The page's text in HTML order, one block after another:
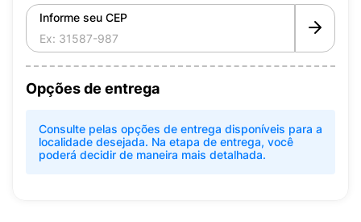
Informe seu CEP
Opções de entrega
Consulte pelas opções de entrega disponíveis para a
localidade desejada. Na etapa de entrega, você
poderá decidir de maneira mais detalhada.